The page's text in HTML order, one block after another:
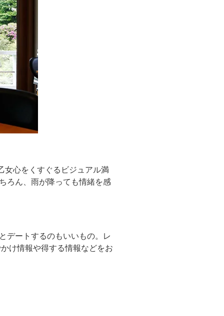
女心をくすぐるビジュアル満
ん、雨が降っても情緒を感
デートするのもいいもの。レ
け情報や得する情報などをお